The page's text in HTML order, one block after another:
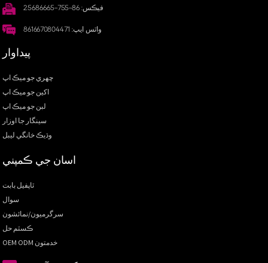
فيڪس: 86-755-25686665
واٽس ايپ: 8616670804471
پيداوار
چهري جو ميڪ اپ
اکين جو ميڪ اپ
لبن جو ميڪ اپ
سينگار جا اوزار
وڌيڪ خانگي ليبل
اسان جي ڪمپني
ٽاپفيل بابت
سوال
سرگرميون/نمائشون
ڪسٽم حل
OEM ODM خدمتون